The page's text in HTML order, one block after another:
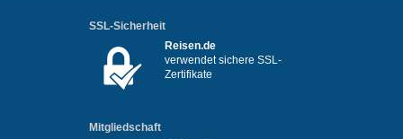
SSL-Sicherheit
Reisen.de
verwendet sichere SSL-
Zertifikate
Mitgliedschaft